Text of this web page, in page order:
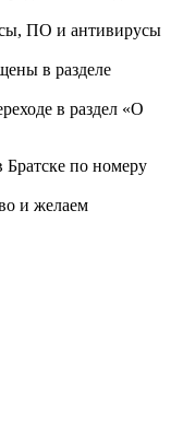
ПО и антивирусы
в разделе
в раздел «О
Братске по номеру
и желаем